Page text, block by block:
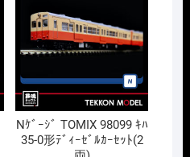
Nｹﾞｰｼﾞ TOMIX 98099 ｷﾊ
35-0形ﾃﾞｨｰｾﾞﾙｶｰｾｯﾄ(2